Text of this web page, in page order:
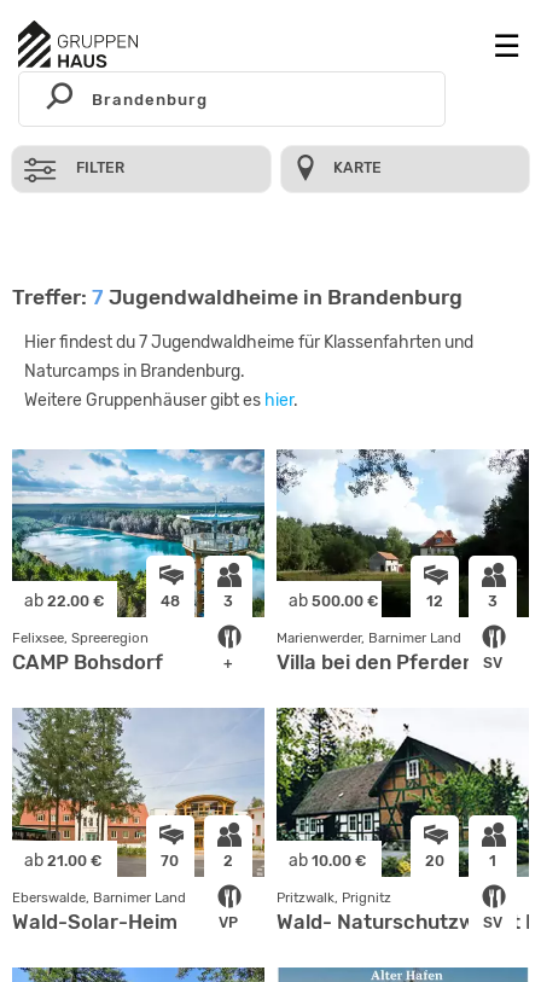
FILTER KARTE
Treffer: 7 Jugendwaldheime in Brandenburg
Hier findest du 7 Jugendwaldheime für Klassenfahrten und
Naturcamps in Brandenburg.
Weitere Gruppenhäuser gibt es hier.
ab 22.00 € 48 3
+
Felixsee, Spreeregion
CAMP Bohsdorf
ab 500.00 € 12 3
SV
Marienwerder, Barnimer Land
Villa bei den Pferden
ab 21.00 € 70 2
VP
Eberswalde, Barnimer Land
Wald-Solar-Heim
ab 10.00 € 20 1
SV
Pritzwalk, Prignitz
Wald- Naturschutzwacht